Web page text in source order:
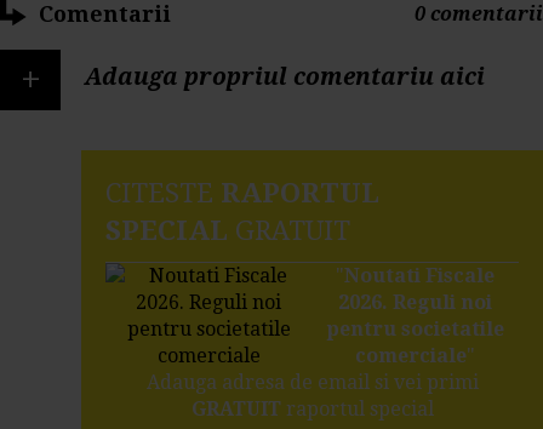
Comentarii 0 comentarii
+ Adauga propriul comentariu aici
CITESTE RAPORTUL
SPECIAL GRATUIT
"Noutati Fiscale
2026. Reguli noi
pentru societatile
comerciale"
Adauga adresa de email si vei primi
GRATUITraportul special